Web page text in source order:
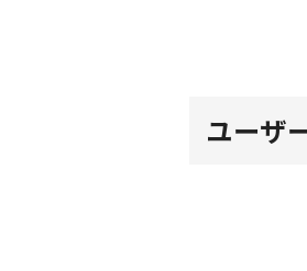
ユーザ